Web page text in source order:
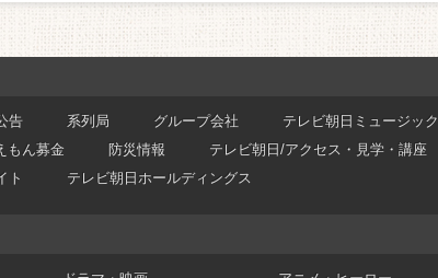
告 系列局 グループ会社 テレビ朝日ミュージック
もん募金 防災情報 テレビ朝日/アクセス・見学・講座
ト テレビ朝日ホールディングス